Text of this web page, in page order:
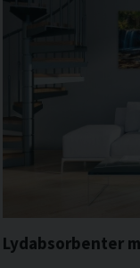
Lydabsorbenter